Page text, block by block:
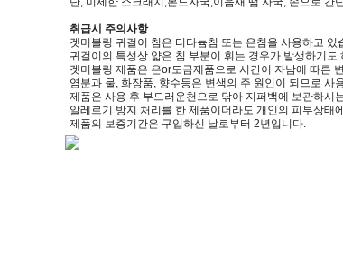
취급시 주의사항
겟미블링 귀걸이 침은 티타늄침 또는 은침을 사용하고
귀걸이의 특성상 얇은 침 부분이 휘는 경우가 발생하기
겟미블링 제품은 은or도금제품으로 시간이 자남에 따른
염분과 물, 화장품, 향수등은 변색의 주 원인이 되므로 사
제품은 사용 후 부드러운천으로 닦아 지퍼백에 보관하시
알레르기 방지 처리를 한 제품이더라도 개인의 피부상태
제품의 보증기간은 구입하신 날로부터 2년입니다.